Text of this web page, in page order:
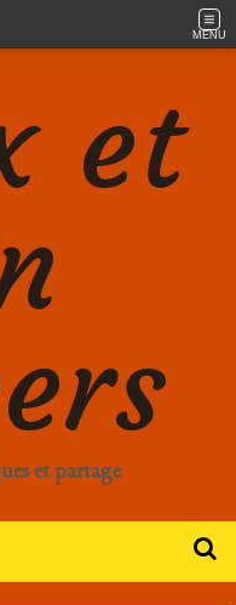
MENU
et
et partage